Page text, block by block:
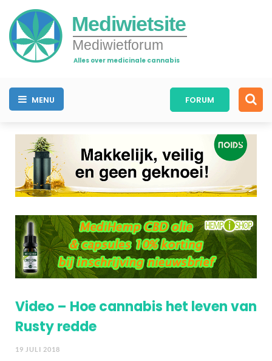
Mediwietsite
Mediwietforum
Alles over medicinale cannabis
MENU FORUM
Video – Hoe cannabis het leven van
Rusty redde
19 JULI 2018